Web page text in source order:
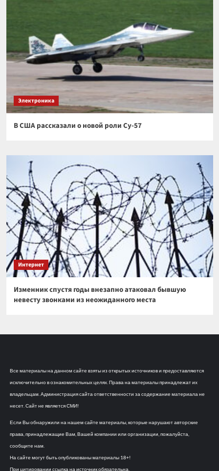
Электроника
В США рассказали о новой роли Су-57
Интернет
Изменник спустя годы внезапно атаковал бывшую
невесту звонками из неожиданного места
Все материалы на данном сайте взяты из открытых источников и предоставляются
исключительно в ознакомительных целях. Права на материалы принадлежат их
владельцам. Администрация сайта ответственности за содержание материала не
несет. Сайт не является СМИ!
Если Вы обнаружили на нашем сайте материалы, которые нарушают авторские
права, принадлежащие Вам, Вашей компании или организации, пожалуйста,
сообщите нам.
На сайте могут быть опубликованы материалы 18+!
При цитировании ссылка на источник обязательна.